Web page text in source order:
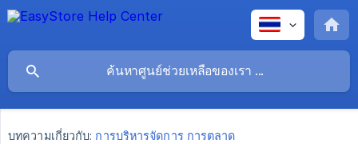
บทความเกี่ยวกับ: การบริหารจัดการ การตลาด